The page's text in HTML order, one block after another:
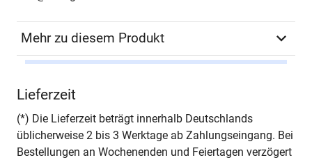
Mehr zu diesem Produkt
Seiten 286
Jahr Hamburg 2013
Lieferzeit
(*) Die Lieferzeit beträgt innerhalb Deutschlands
üblicherweise 2 bis 3 Werktage ab Zahlungseingang. Bei
Bestellungen an Wochenenden und Feiertagen verzögert